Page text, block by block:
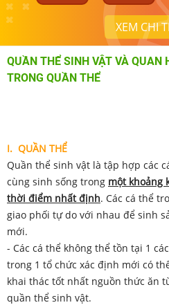
XEM CHI
QUẦN THỂ SINH VẬT VÀ QUAN
TRONG QUẦN THỂ
I. QUẦN THỂ
Quần thể sinh vật là tập hợp các
cùng sinh sống trong một khoảng
thời điểm nhất định. Các cá thể
giao phối tự do với nhau để sinh
mới.
- Các cá thể không thể tồn tại 1
trong 1 tổ chức xác định mới có
khai thác tốt nhất nguồn thức ăn
quần thể sinh vật.